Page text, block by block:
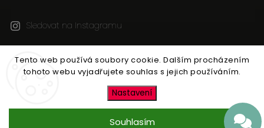
Tento web používá soubory cookie. Dalším procházením
tohoto webu vyjadřujete souhlas s jejich používáním.
Nastavení
Souhlasím
Sledovat na Instagramu
Copyright 2026Jen tak z lásky. Všechna práva
vyhrazena.
Upravit nastavení cookies